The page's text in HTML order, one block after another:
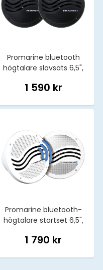
Promarine bluetooth
högtalare slavsats 6,5",
1 590 kr
Promarine bluetooth-
högtalare startset 6,5",
1 790 kr